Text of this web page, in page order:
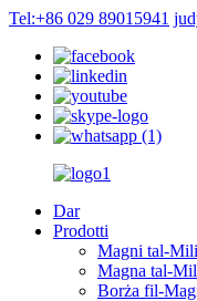
Tel:+86 029 89015941
Dar
Prodotti
Magni tal-
Magna tal-
Borża fil-